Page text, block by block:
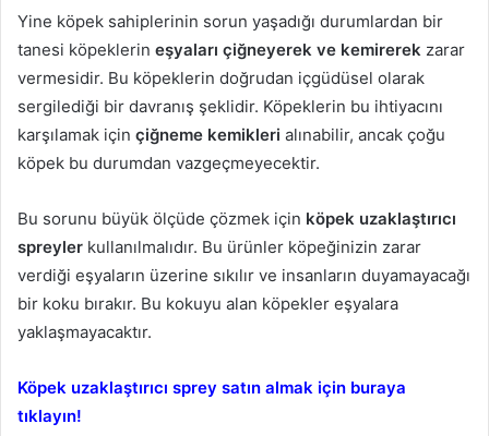
Yine köpek sahiplerinin sorun yaşadığı durumlardan bir
tanesi köpeklerin eşyaları çiğneyerek ve kemirerek zarar
vermesidir. Bu köpeklerin doğrudan içgüdüsel olarak
sergilediği bir davranış şeklidir. Köpeklerin bu ihtiyacını
karşılamak için çiğneme kemikleri alınabilir, ancak çoğu
köpek bu durumdan vazgeçmeyecektir.
Bu sorunu büyük ölçüde çözmek için köpek uzaklaştırıcı
spreyler kullanılmalıdır. Bu ürünler köpeğinizin zarar
verdiği eşyaların üzerine sıkılır ve insanların duyamayacağı
bir koku bırakır. Bu kokuyu alan köpekler eşyalara
yaklaşmayacaktır.
Köpek uzaklaştırıcı sprey satın almak için buraya
tıklayın!